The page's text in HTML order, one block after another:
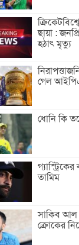
ছায়া :
হঠাৎ মৃত্যু
গেল
ধোনি কি
তামিম
সাকিব আল
ক্রোকের